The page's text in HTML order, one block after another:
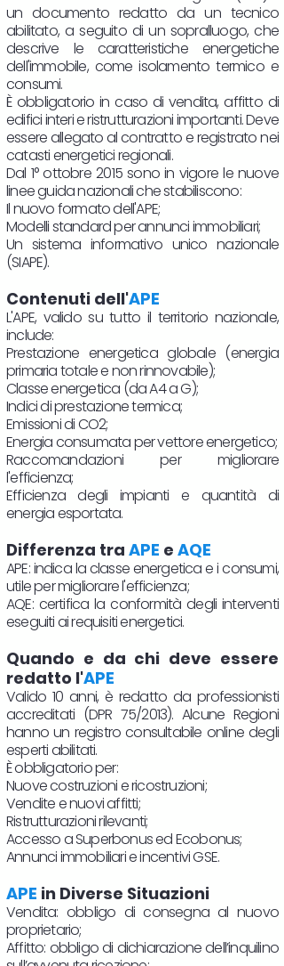
un documento redatto da un tecnico
abilitato, a seguito di un sopralluogo, che
descrive le caratteristiche energetiche
dell'immobile, come isolamento termico e
consumi.
È obbligatorio in caso di vendita, affitto di
edifici interi e ristrutturazioni importanti. Deve
essere allegato al contratto e registrato nei
catasti energetici regionali.
Dal 1° ottobre 2015 sono in vigore le nuove
linee guida nazionali che stabiliscono:
Il nuovo formato dell'APE;
Modelli standard per annunci immobiliari;
Un sistema informativo unico nazionale
(SIAPE).
Contenuti dell'APE
L'APE, valido su tutto il territorio nazionale,
include:
Prestazione energetica globale (energia
primaria totale e non rinnovabile);
Classe energetica (da A4 a G);
Indici di prestazione termica;
Emissioni di CO2;
Energia consumata per vettore energetico;
Raccomandazioni per migliorare
l'efficienza;
Efficienza degli impianti e quantità di
energia esportata.
Differenza tra APE e AQE
APE: indica la classe energetica e i consumi,
utile per migliorare l'efficienza;
AQE: certifica la conformità degli interventi
eseguiti ai requisiti energetici.
Quando e da chi deve essere
redatto l'APE
Valido 10 anni, è redatto da professionisti
accreditati (DPR 75/2013). Alcune Regioni
hanno un registro consultabile online degli
esperti abilitati.
È obbligatorio per:
Nuove costruzioni e ricostruzioni;
Vendite e nuovi affitti;
Ristrutturazioni rilevanti;
Accesso a Superbonus ed Ecobonus;
Annunci immobiliari e incentivi GSE.
APE in Diverse Situazioni
Vendita: obbligo di consegna al nuovo
proprietario;
Affitto: obbligo di dichiarazione dell’inquilino